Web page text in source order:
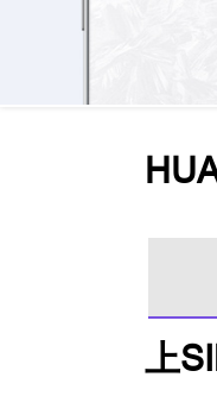
上